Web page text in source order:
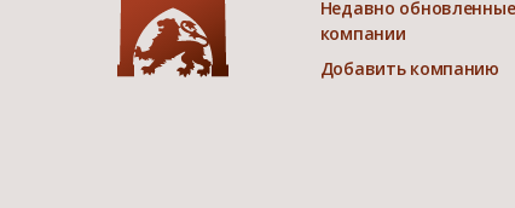
Недавно обновленные
компании
Добавить компанию